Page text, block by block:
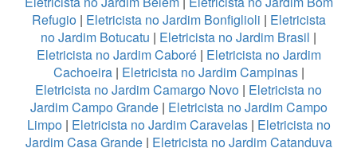
Refugio| Eletricista no Jardim Bonfiglioli | Eletricista
no Jardim Botucatu | Eletricista no Jardim Brasil |
Eletricista no Jardim Caboré| Eletricista no Jardim
Cachoeira| Eletricista no Jardim Campinas|
Eletricista no Jardim Camargo Novo | Eletricista no
Jardim Campo Grande| Eletricista no Jardim Campo
Limpo| Eletricista no Jardim Caravelas| Eletricista no
Jardim Casa Grande| Eletricista no Jardim Catanduva